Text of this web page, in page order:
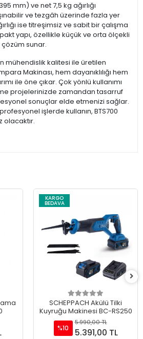
mm) ve net 7,5 kg ağırlığı
ve tezgâh üzerinde fazla yer
ise titreşimsiz ve sabit bir çalışma
yapı, özellikle küçük ve orta ölçekli
sunar.
mühendislik kalitesi ile üretilen
Makinası, hem dayanıklılığı hem
ile öne çıkar. Çok yönlü kullanımı
projelerinizde zamandan tasarruf
sonuçlar elde etmenizi sağlar.
işlerde kullanın, BTS700
olacaktır.
KARGO
BEDAVA
SCHEPPACH Akülü Tilki
Kuyruğu Makinesi BC-RS250
%10
5.990,00 TL
5.391,00 TL